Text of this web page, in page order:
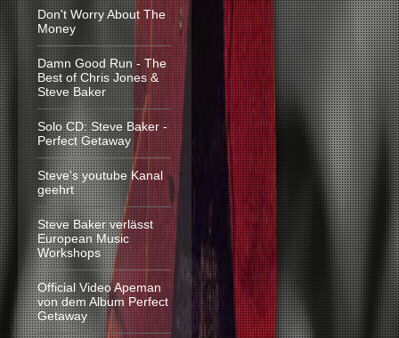
Don't Worry About The
Money
Damn Good Run - The
Best of Chris Jones &
Steve Baker
Solo CD: Steve Baker -
Perfect Getaway
Steve's youtube Kanal
geehrt
Steve Baker verlässt
European Music
Workshops
Official Video Apeman
von dem Album Perfect
Getaway